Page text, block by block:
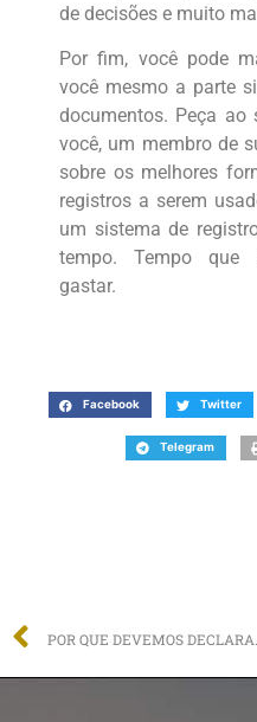
de decisões e muito
Por fim, você pode
você mesmo a parte
documentos. Peça ao
você, um membro de
sobre os melhores
registros a serem
um sistema de
tempo. Tempo que
gastar.
Facebook Twitter
Telegram